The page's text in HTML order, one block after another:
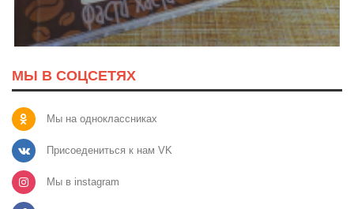
МЫ В СОЦСЕТЯХ
Мы на одноклассниках
Присоедениться к нам VK
Мы в instagram